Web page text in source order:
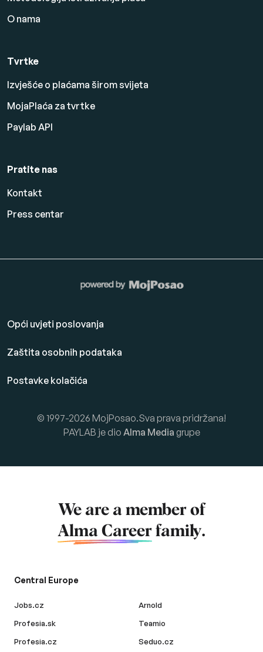
O nama
Tvrtke
Izvješće o plaćama širom svijeta
MojaPlaća za tvrtke
Paylab API
Pratite nas
Kontakt
Press centar
Opći uvjeti poslovanja
Zaštita osobnih podataka
Postavke kolačića
© 1997-2026 MojPosao.Sva prava pridržana!
PAYLAB je dio Alma Media grupe
We are a member of
Alma Career family.
Central Europe
Jobs.cz
Profesia.sk
Profesia.cz
Arnold
Teamio
Seduo.cz